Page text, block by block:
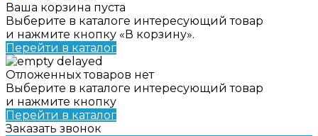
Ваша корзина пуста
Выберите в каталоге интересующий товар
и нажмите кнопку «В корзину».
Перейти в каталог
Отложенных товаров нет
Выберите в каталоге интересующий товар
и нажмите кнопку
Перейти в каталог
Заказать звонок